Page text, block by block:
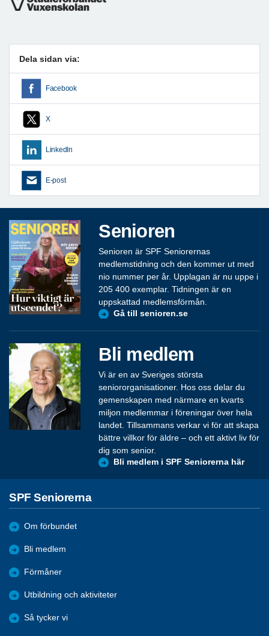
Dela sidan via:
Facebook
X
LinkedIn
E-post
Senioren
Senioren är SPF Seniorernas
medlemstidning och den kommer ut med
nio nummer per år. Upplagan är nu uppe i
205 400 exemplar. Tidningen är en
uppskattad medlemsförmån.
Gå till senioren.se
Bli medlem
Vi är en av Sveriges största
seniororganisationer. Hos oss delar du
gemenskapen med närmare en kvarts
miljon medlemmar i föreningar över hela
landet. Tillsammans verkar vi för att skapa
bättre villkor för äldre – och ett aktivt liv för
dig som senior.
Bli medlem i SPF Seniorerna här
SPF Seniorerna
Om förbundet
Bli medlem
Förmåner
Utbildning och aktiviteter
Så tycker vi